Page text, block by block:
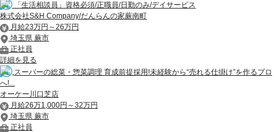
「生活相談員」資格必須/正職員/日勤のみ/デイサービス
株式会社S&H Company/だんらんの家蕨南町
月給23万円～26万円
埼玉県 蕨市
正社員
詳細を見る
スーパーの総菜・惣菜調理 育成前提採用!未経験から“売れる仕掛け”を作るプロ
へ!...
オーケー川口芝店
月給26万1,000円～32万円
埼玉県 蕨市
正社員